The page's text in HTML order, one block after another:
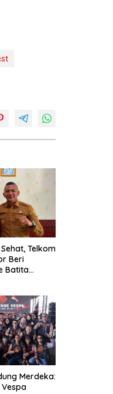
Telkom
Beri
Batita
Merdeka: